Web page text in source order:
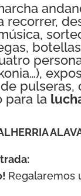
pulseras,
para la
Regalaremos